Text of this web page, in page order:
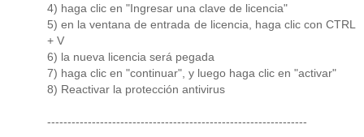
4) haga clic en "Ingresar una clave de licencia"
5) en la ventana de entrada de licencia, haga clic con CTRL
+ V
6) la nueva licencia será pegada
7) haga clic en "continuar", y luego haga clic en "activar"
8) Reactivar la protección antivirus
----------------------------------------------------------------